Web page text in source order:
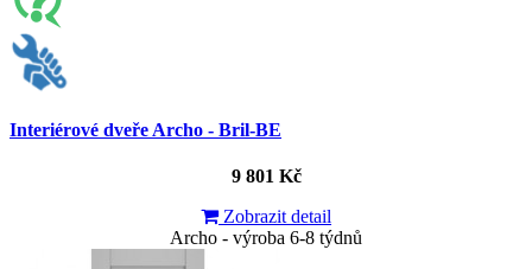
Interiérové dveře Archo - Bril-BE
9 801 Kč
Zobrazit detail
Archo - výroba 6-8 týdnů